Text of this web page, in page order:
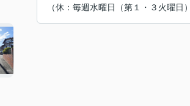
（休：毎週水曜日（第１・３火曜日）